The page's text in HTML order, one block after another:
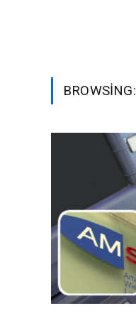
BROWSING: